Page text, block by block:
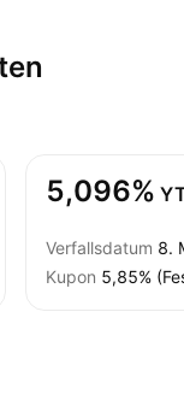
5,096%
Verfallsdatum 8.
Kupon 5,85%